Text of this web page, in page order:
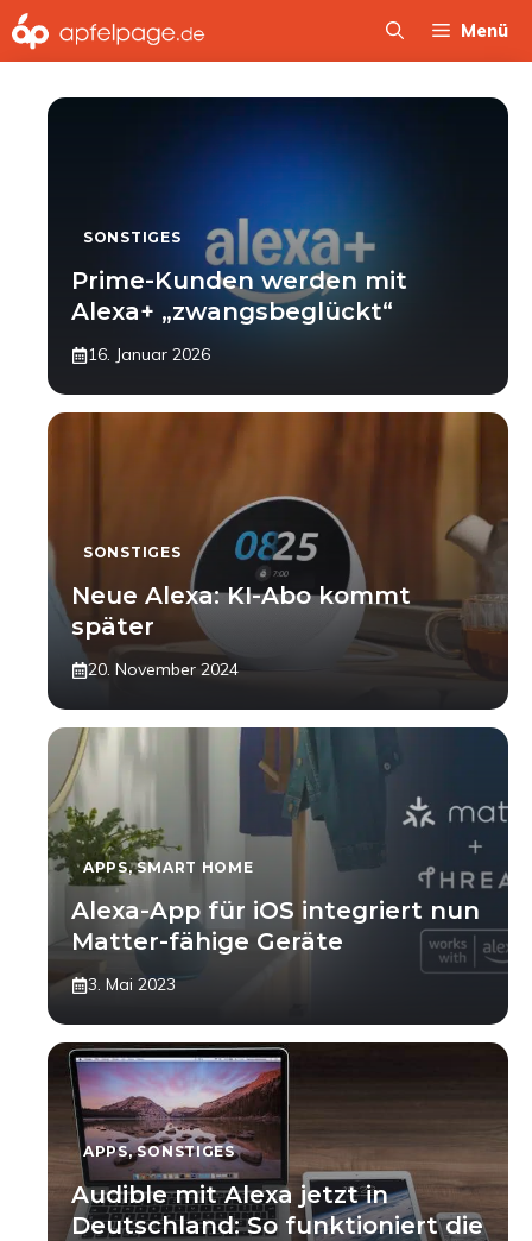
Zum
Inhalt
Menü
SONSTIGES
Prime-Kunden werden mit
Alexa+ „zwangsbeglückt“
16. Januar 2026
SONSTIGES
Neue Alexa: KI-Abo kommt
später
20. November 2024
APPS,SMART HOME
Alexa-App für iOS integriert nun
Matter-fähige Geräte
3. Mai 2023
APPS,SONSTIGES
Audible mit Alexa jetzt in
Deutschland: So funktioniert die